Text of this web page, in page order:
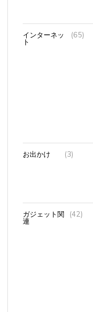
インターネッ
ト
(65)
お出かけ (3)
ガジェット関
連
(42)